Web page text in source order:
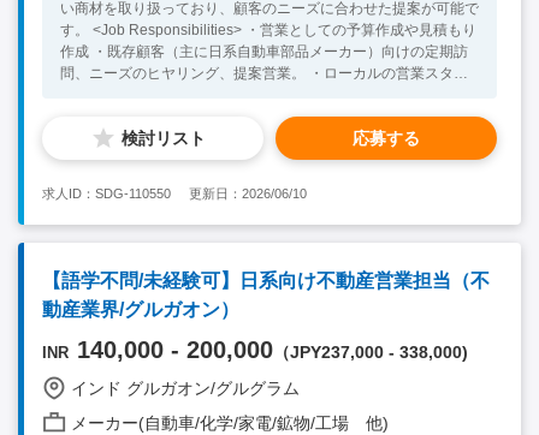
い商材を取り扱っており、顧客のニーズに合わせた提案が可能で
す。 <Job Responsibilities> ・営業としての予算作成や見積もり
作成 ・既存顧客（主に日系自動車部品メーカー）向けの定期訪
問、ニーズのヒヤリング、提案営業。 ・ローカルの営業スタッ
規顧客へのアプローチ、ネットワーキング。 ・拠点運営のサポ
ート業務、及び日本人マネジメントへの報告業務。 <Necessary
Skill / Experience > ・営業経験をお持ちの方 ・日常会話レベル
ルに活躍する意欲 がある方 ・フットワーク軽く、顧客と円滑な
コミュニケーションを図れる方 <Preferable Skill / Experience>
・商社での就業経験 ・インド他海外での就業経験をお持ちの方
検討リスト 応募する
求人ID：SDG-110550 更新日：2026/06/10
【語学不問/未経験可】日系向け不動産営業担当（不
動産業界/グルガオン）
INR 140,000 - 200,000 （JPY237,000 - 338,000)
インド グルガオン/グルグラム
メーカー(自動車/化学/家電/鉱物/工場 他)